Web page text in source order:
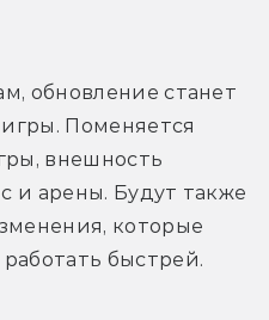
обновление станет
Поменяется
внешность
и арены. Будут также
которые